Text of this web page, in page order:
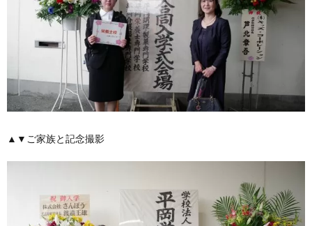
▲▼ご家族と記念撮影